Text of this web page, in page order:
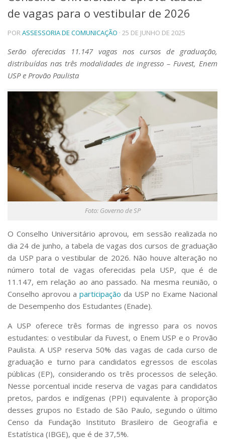
Telefones e Mapas
Pessoas
Ensino
Graduação
Pós-Graduação
Educação a distância
Pesquisa e Inovação
Linhas de Pesquisa
Centros, Núcleos e Projetos em Rede
Pós-doutorado
Iniciação Científica
Transferência de Tecnologia
Empresas Juniores
Extensão à Comunidade
Projetos, Programas e Cursos
Artes, Cultura e Esportes
Museus e Espaços Interativos
Serviços
Bibliotecas
Apoio ao Estudante
Segurança, Trânsito e Prevenção
RH, Administrativo e Financeiro
Outros serviços
Comunicação
Aplicativos e Sites
Jornal da USP
Agenda de Eventos
Defesa de Teses
de vagas para o vestibular de 2026
PORASSESSORIA DE COMUNICAÇÃO · 25 DE JUNHO DE 2025
Serão oferecidas 11.147 vagas nos cursos de graduação,
distribuídas nas três modalidades de ingresso – Fuvest, Enem
USP e Provão Paulista
Foto: Governo de SP
O Conselho Universitário aprovou, em sessão realizada no
dia 24 de junho, a tabela de vagas dos cursos de graduação
da USP para o vestibular de 2026. Não houve alteração no
número total de vagas oferecidas pela USP, que é de
11.147, em relação ao ano passado. Na mesma reunião, o
Conselho aprovou a participação da USP no Exame Nacional
de Desempenho dos Estudantes (Enade).
A USP oferece três formas de ingresso para os novos
estudantes: o vestibular da Fuvest, o Enem USP e o Provão
Paulista. A USP reserva 50% das vagas de cada curso de
graduação e turno para candidatos egressos de escolas
públicas (EP), considerando os três processos de seleção.
Nesse porcentual incide reserva de vagas para candidatos
pretos, pardos e indígenas (PPI) equivalente à proporção
desses grupos no Estado de São Paulo, segundo o último
Censo da Fundação Instituto Brasileiro de Geografia e
Estatística (IBGE), que é de 37,5%.